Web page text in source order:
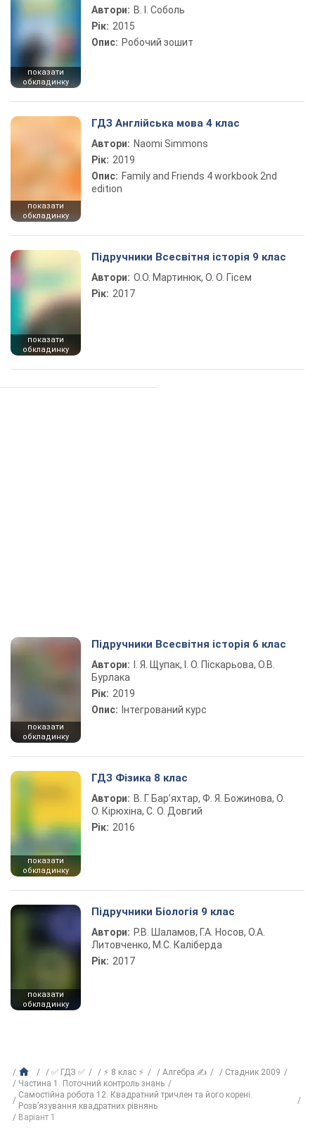
показати
обкладинку
Автори: В. І. Соболь
Рік: 2015
Опис: Робочий зошит
показати
обкладинку
ГДЗ Англійська мова 4 клас
Автори: Naomi Simmons
Рік: 2019
Опис: Family and Friends 4 workbook 2nd
edition
показати
обкладинку
Підручники Всесвітня історія 9 клас
Автори: О.О. Мартинюк, О. О. Гісем
Рік: 2017
показати
обкладинку
Підручники Всесвітня історія 6 клас
Автори:
І. Я. Щупак, І. О. Піскарьова, О.В.
Бурлака
Рік: 2019
Опис: Інтегрований курс
показати
обкладинку
ГДЗ Фізика 8 клас
Автори: В. Г. Бар’яхтар, Ф. Я. Божинова, О.
О. Кірюхіна, С. О. Довгий
Рік: 2016
показати
обкладинку
Підручники Біологія 9 клас
Автори: Р.В. Шаламов, Г.А. Носов, О.А.
Литовченко, М.С. Каліберда
Рік: 2017
✅ ГДЗ ✅ ⚡ 8 клас ⚡ Алгебра ✍
Стадник 2009
Частина 1. Поточний контроль знань
Самостійна робота 12. Квадратний тричлен та його корені.
Розв’язування квадратних рівнянь
Варіант 1